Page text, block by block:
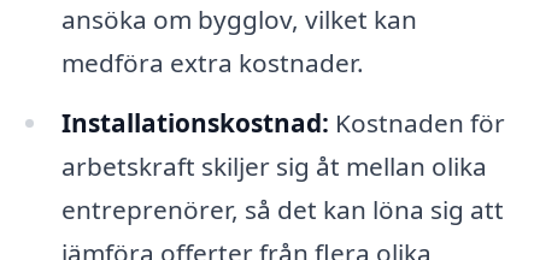
ansöka om bygglov, vilket kan
medföra extra kostnader.
Installationskostnad: Kostnaden för
arbetskraft skiljer sig åt mellan olika
entreprenörer, så det kan löna sig att
jämföra offerter från flera olika